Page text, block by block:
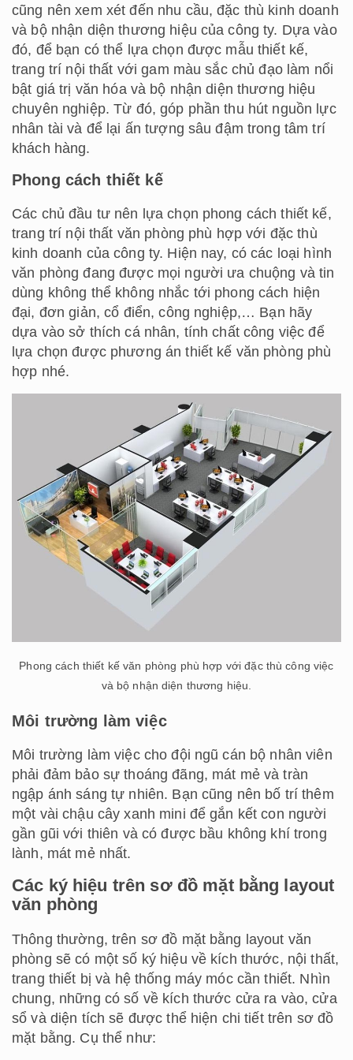
cũng nên xem xét đến nhu cầu, đặc thù kinh doanh
và bộ nhận diện thương hiệu của công ty. Dựa vào
đó, để bạn có thể lựa chọn được mẫu thiết kế,
trang trí nội thất với gam màu sắc chủ đạo làm nổi
bật giá trị văn hóa và bộ nhận diện thương hiệu
chuyên nghiệp. Từ đó, góp phần thu hút nguồn lực
nhân tài và để lại ấn tượng sâu đậm trong tâm trí
khách hàng.
Phong cách thiết kế
Các chủ đầu tư nên lựa chọn phong cách thiết kế,
trang trí nội thất văn phòng phù hợp với đặc thù
kinh doanh của công ty. Hiện nay, có các loại hình
văn phòng đang được mọi người ưa chuộng và tin
dùng không thể không nhắc tới phong cách hiện
đại, đơn giản, cổ điển, công nghiệp,… Bạn hãy
dựa vào sở thích cá nhân, tính chất công việc để
lựa chọn được phương án thiết kế văn phòng phù
hợp nhé.
Phong cách thiết kế văn phòng phù hợp với đặc thù công việc
và bộ nhận diện thương hiệu.
Môi trường làm việc
Môi trường làm việc cho đội ngũ cán bộ nhân viên
phải đảm bảo sự thoáng đãng, mát mẻ và tràn
ngập ánh sáng tự nhiên. Bạn cũng nên bố trí thêm
một vài chậu cây xanh mini để gắn kết con người
gần gũi với thiên và có được bầu không khí trong
lành, mát mẻ nhất.
Các ký hiệu trên sơ đồ mặt bằng layout
văn phòng
Thông thường, trên sơ đồ mặt bằng layout văn
phòng sẽ có một số ký hiệu về kích thước, nội thất,
trang thiết bị và hệ thống máy móc cần thiết. Nhìn
chung, những có số về kích thước cửa ra vào, cửa
sổ và diện tích sẽ được thể hiện chi tiết trên sơ đồ
mặt bằng. Cụ thể như: